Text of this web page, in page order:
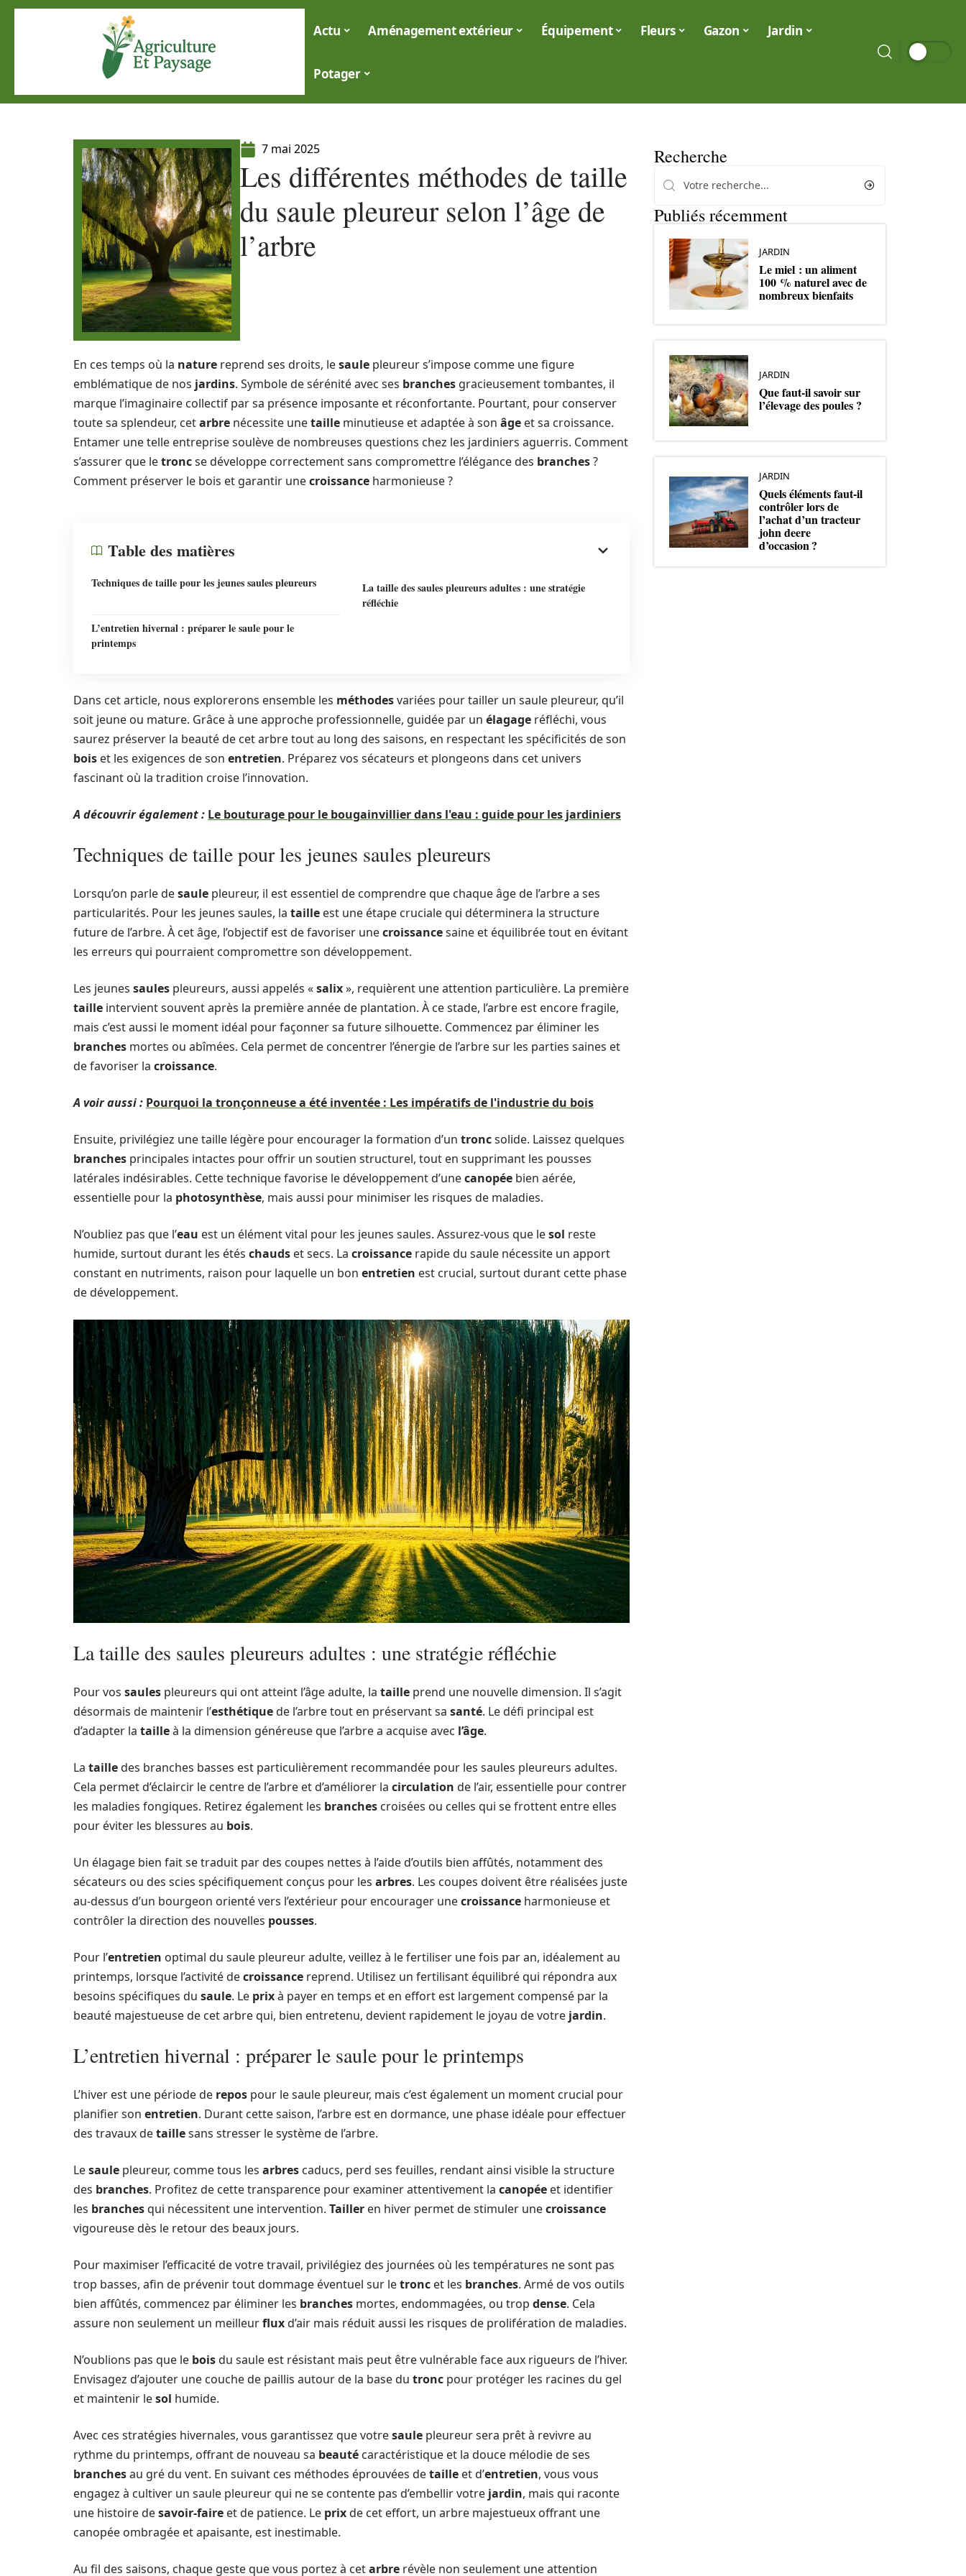
Actu Aménagement extérieur Équipement Fleurs Gazon Jardin
Potager
7 mai 2025
Les différentes méthodes de taille
du saule pleureur selon l’âge de
l’arbre
En ces temps où la nature reprend ses droits, lesaule pleureur s’impose comme une figure
emblématique de nos jardins. Symbole de sérénité avec ses branches gracieusement tombantes, il
marque l’imaginaire collectif par sa présence imposante et réconfortante. Pourtant, pour conserver
toute sa splendeur, cetarbre nécessite unetaille minutieuse et adaptée à son âge et sa croissance.
Entamer une telle entreprise soulève de nombreuses questions chez les jardiniers aguerris. Comment
s’assurer que letroncse développe correctement sans compromettre l’élégance des branches?
Comment préserver le bois et garantir unecroissance harmonieuse ?
Table des matières
Techniques de taille pour les jeunes saules pleureurs
La taille des saules pleureurs adultes : une stratégie
réfléchie
L’entretien hivernal : préparer le saule pour le
printemps
Dans cet article, nous explorerons ensemble les méthodesvariées pour tailler un saule pleureur, qu’il
soit jeune ou mature. Grâce à une approche professionnelle, guidée par un élagage réfléchi, vous
saurez préserver la beauté de cet arbre tout au long des saisons, en respectant les spécificités de son
bois et les exigences de son entretien. Préparez vos sécateurs et plongeons dans cet univers
fascinant où la tradition croise l’innovation.
A découvrir également : Le bouturage pour le bougainvillier dans l'eau : guide pour les jardiniers
Techniques de taille pour les jeunes saules pleureurs
Lorsqu’on parle desaule pleureur, il est essentiel de comprendre que chaque âge de l’arbre a ses
particularités. Pour les jeunes saules, la taille est une étape cruciale qui déterminera la structure
future de l’arbre. À cet âge, l’objectif est de favoriser unecroissancesaine et équilibrée tout en évitant
les erreurs qui pourraient compromettre son développement.
Les jeunes saules pleureurs, aussi appelés «salix», requièrent une attention particulière. La première
taille intervient souvent après la première année de plantation. À ce stade, l’arbre est encore fragile,
mais c’est aussi le moment idéal pour façonner sa future silhouette. Commencez par éliminer les
branches mortes ou abîmées. Cela permet de concentrer l’énergie de l’arbre sur les parties saines et
de favoriser la croissance.
A voir aussi : Pourquoi la tronçonneuse a été inventée : Les impératifs de l'industrie du bois
Ensuite, privilégiez une taille légère pour encourager la formation d’un troncsolide. Laissez quelques
branches principales intactes pour offrir un soutien structurel, tout en supprimant les pousses
latérales indésirables. Cette technique favorise le développement d’unecanopée bien aérée,
essentielle pour la photosynthèse, mais aussi pour minimiser les risques de maladies.
N’oubliez pas que l’eau est un élément vital pour les jeunes saules. Assurez-vous que lesol reste
humide, surtout durant les étés chauds et secs. La croissance rapide du saule nécessite un apport
constant en nutriments, raison pour laquelle un bon entretien est crucial, surtout durant cette phase
de développement.
La taille des saules pleureurs adultes : une stratégie réfléchie
Pour vos saules pleureurs qui ont atteint l’âge adulte, la taille prend une nouvelle dimension. Il s’agit
désormais de maintenir l’esthétiquede l’arbre tout en préservant sa santé. Le défi principal est
d’adapter la tailleà la dimension généreuse que l’arbre a acquise avec l’âge.
La tailledes branches basses est particulièrement recommandée pour les saules pleureurs adultes.
Cela permet d’éclaircir le centre de l’arbre et d’améliorer la circulation de l’air, essentielle pour contrer
les maladies fongiques. Retirez également les branches croisées ou celles qui se frottent entre elles
pour éviter les blessures au bois.
Un élagage bien fait se traduit par des coupes nettes à l’aide d’outils bien affûtés, notamment des
sécateurs ou des scies spécifiquement conçus pour les arbres. Les coupes doivent être réalisées juste
au-dessus d’un bourgeon orienté vers l’extérieur pour encourager unecroissance harmonieuse et
contrôler la direction des nouvelles pousses.
Pour l’entretien optimal du saule pleureur adulte, veillez à le fertiliser une fois par an, idéalement au
printemps, lorsque l’activité decroissance reprend. Utilisez un fertilisant équilibré qui répondra aux
besoins spécifiques du saule. Le prixà payer en temps et en effort est largement compensé par la
beauté majestueuse de cet arbre qui, bien entretenu, devient rapidement le joyau de votre jardin.
L’entretien hivernal : préparer le saule pour le printemps
L’hiver est une période de repos pour le saule pleureur, mais c’est également un moment crucial pour
planifier son entretien. Durant cette saison, l’arbre est en dormance, une phase idéale pour effectuer
des travaux detaillesans stresser le système de l’arbre.
Lesaule pleureur, comme tous les arbres caducs, perd ses feuilles, rendant ainsi visible la structure
des branches. Profitez de cette transparence pour examiner attentivement la canopée et identifier
les branchesqui nécessitent une intervention. Tailler en hiver permet de stimuler unecroissance
vigoureuse dès le retour des beaux jours.
Pour maximiser l’efficacité de votre travail, privilégiez des journées où les températures ne sont pas
trop basses, afin de prévenir tout dommage éventuel sur letronc et les branches. Armé de vos outils
bien affûtés, commencez par éliminer les branches mortes, endommagées, ou trop dense. Cela
assure non seulement un meilleurfluxd’air mais réduit aussi les risques de prolifération de maladies.
N’oublions pas que le boisdu saule est résistant mais peut être vulnérable face aux rigueurs de l’hiver.
Envisagez d’ajouter une couche de paillis autour de la base du tronc pour protéger les racines du gel
et maintenir lesol humide.
Avec ces stratégies hivernales, vous garantissez que votresaule pleureur sera prêt à revivre au
rythme du printemps, offrant de nouveau sa beauté caractéristique et la douce mélodie de ses
branchesau gré du vent. En suivant ces méthodes éprouvées detaille et d’entretien, vous vous
engagez à cultiver un saule pleureur qui ne se contente pas d’embellir votre jardin, mais qui raconte
une histoire desavoir-faire et de patience. Le prixde cet effort, un arbre majestueux offrant une
canopée ombragée et apaisante, est inestimable.
Au fil des saisons, chaque geste que vous portez à cetarbre révèle non seulement une attention
Recherche
Publiés récemment
JARDIN
Le miel : un aliment
100 % naturel avec de
nombreux bienfaits
JARDIN
Que faut-il savoir sur
l’élevage des poules ?
JARDIN
Quels éléments faut-il
contrôler lors de
l’achat d’un tracteur
john deere
d’occasion ?